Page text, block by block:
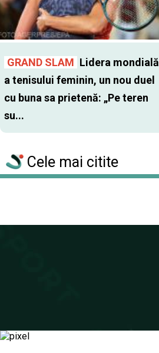
GRAND SLAM Lidera mondială
a tenisului feminin, un nou duel
cu buna sa prietenă: „Pe teren
su...
Cele mai citite